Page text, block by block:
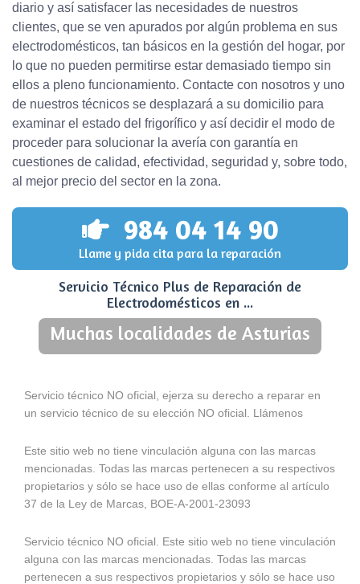
diario y así satisfacer las necesidades de nuestros
clientes, que se ven apurados por algún problema en sus
electrodomésticos, tan básicos en la gestión del hogar, por
lo que no pueden permitirse estar demasiado tiempo sin
ellos a pleno funcionamiento. Contacte con nosotros y uno
de nuestros técnicos se desplazará a su domicilio para
examinar el estado del frigorífico y así decidir el modo de
proceder para solucionar la avería con garantía en
cuestiones de calidad, efectividad, seguridad y, sobre todo,
al mejor precio del sector en la zona.
984 04 14 90
Llame y pida cita para la reparación
Servicio Técnico Plus de Reparación de
Electrodomésticos en ...
Muchas localidades de Asturias
Servicio técnico NO oficial, ejerza su derecho a reparar en
un servicio técnico de su elección NO oficial. Llámenos
Este sitio web no tiene vinculación alguna con las marcas
mencionadas. Todas las marcas pertenecen a su respectivos
propietarios y sólo se hace uso de ellas conforme al artículo
37 de la Ley de Marcas, BOE-A-2001-23093
Servicio técnico NO oficial. Este sitio web no tiene vinculación
alguna con las marcas mencionadas. Todas las marcas
pertenecen a sus respectivos propietarios y sólo se hace uso